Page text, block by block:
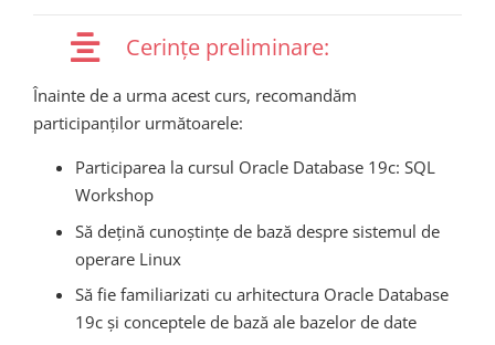
Cerințe preliminare:
Înainte de a urma acest curs, recomandăm
participanților următoarele:
Participarea la cursul Oracle Database 19c: SQL
Workshop
Să dețină cunoștințe de bază despre sistemul de
operare Linux
Să fie familiarizati cu arhitectura Oracle Database
19c și conceptele de bază ale bazelor de date